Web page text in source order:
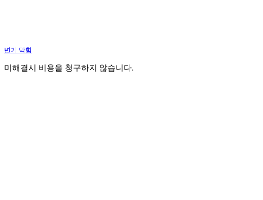
변기 막힘
미해결시 비용을 청구하지 않습니다.